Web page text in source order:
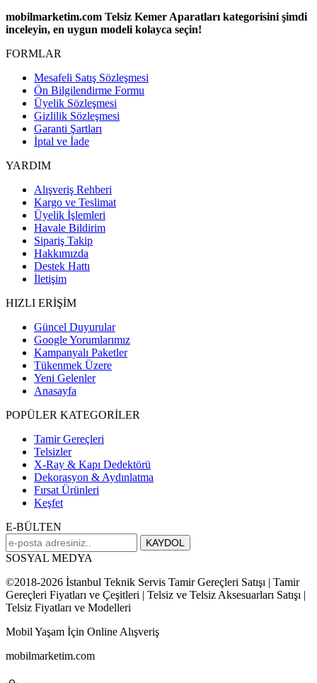
mobilmarketim.com Telsiz Kemer Aparatları kategorisini şimdi
inceleyin, en uygun modeli kolayca seçin!
FORMLAR
Mesafeli Satış Sözleşmesi
Ön Bilgilendirme Formu
Üyelik Sözleşmesi
Gizlilik Sözleşmesi
Garanti Şartları
İptal ve İade
YARDIM
Alışveriş Rehberi
Kargo ve Teslimat
Üyelik İşlemleri
Havale Bildirim
Sipariş Takip
Hakkımızda
Destek Hattı
İletişim
HIZLI ERİŞİM
Güncel Duyurular
Google Yorumlarımız
Kampanyalı Paketler
Tükenmek Üzere
Yeni Gelenler
Anasayfa
POPÜLER KATEGORİLER
Tamir Gereçleri
Telsizler
X-Ray & Kapı Dedektörü
Dekorasyon & Aydınlatma
Fırsat Ürünleri
Keşfet
E-BÜLTEN
SOSYAL MEDYA
©2018-2026 İstanbul Teknik Servis Tamir Gereçleri Satışı | Tamir
Gereçleri Fiyatları ve Çeşitleri | Telsiz ve Telsiz Aksesuarları Satışı |
Telsiz Fiyatları ve Modelleri
Mobil Yaşam İçin Online Alışveriş
mobilmarketim.com